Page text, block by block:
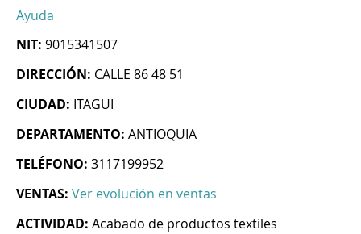
Ayuda
NIT: 9015341507
DIRECCIÓN: CALLE 86 48 51
CIUDAD: ITAGUI
DEPARTAMENTO: ANTIOQUIA
TELÉFONO: 3117199952
VENTAS: Ver evolución en ventas
ACTIVIDAD: Acabado de productos textiles